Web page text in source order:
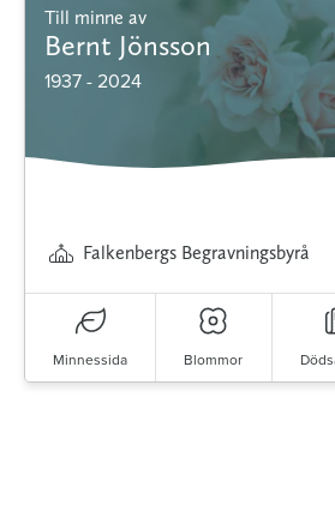
Till minne av
Bernt Jönsson
1937 - 2024
Falkenbergs Begravningsbyrå
Minnessida Blommor